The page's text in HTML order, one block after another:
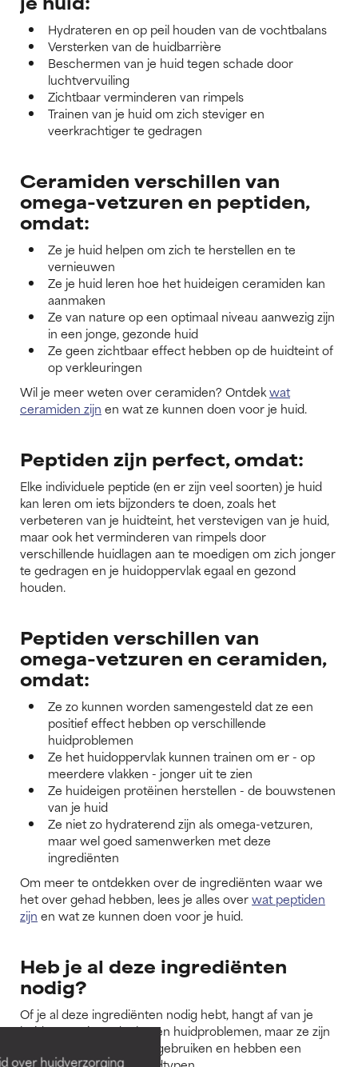
over huidverzorging
Hydrateren en op peil houden van de vochtbalans
Versterken van de huidbarrière
Beschermen van je huid tegen schade door
luchtvervuiling
Zichtbaar verminderen van rimpels
Trainen van je huid om zich steviger en
veerkrachtiger te gedragen
Ceramiden verschillen van
omega-vetzuren en peptiden,
omdat:
Ze je huid helpen om zich te herstellen en te
vernieuwen
Ze je huid leren hoe het huideigen ceramiden kan
aanmaken
Ze van nature op een optimaal niveau aanwezig zijn
in een jonge, gezonde huid
Ze geen zichtbaar effect hebben op de huidteint of
op verkleuringen
Wil je meer weten over ceramiden? Ontdekwat
ceramiden zijn en wat ze kunnen doen voor je huid.
Peptiden zijn perfect, omdat:
Elke individuele peptide (en er zijn veel soorten) je huid
kan leren om iets bijzonders te doen, zoals het
verbeteren van je huidteint, het verstevigen van je huid,
maar ook het verminderen van rimpels door
verschillende huidlagen aan te moedigen om zich jonger
te gedragen en je huidoppervlak egaal en gezond
houden.
Peptiden verschillen van
omega-vetzuren en ceramiden,
omdat:
Ze zo kunnen worden samengesteld dat ze een
positief effect hebben op verschillende
huidproblemen
Ze het huidoppervlak kunnen trainen om er - op
meerdere vlakken - jonger uit te zien
Ze huideigen protëinen herstellen - de bouwstenen
van je huid
Ze niet zo hydraterend zijn als omega-vetzuren,
maar wel goed samenwerken met deze
ingrediënten
Om meer te ontdekken over de ingrediënten waar we
het over gehad hebben, lees je alles overwat peptiden
zijn en wat ze kunnen doen voor je huid.
Heb je al deze ingrediënten
nodig?
Of je al deze ingrediënten nodig hebt, hangt af van je
huidverzorgings-doelen en huidproblemen, maar ze zijn
alle drie geweldig om te gebruiken en hebben een